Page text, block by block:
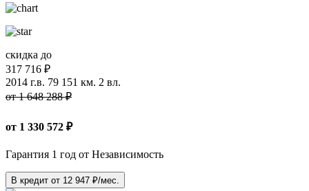
скидка до
317 716 ₽
2014 г.в. 79 151 км. 2 вл.
от 1 648 288 ₽
от 1 330 572 ₽
Гарантия 1 год от Независимость
В кредит от 12 947 ₽/мес.